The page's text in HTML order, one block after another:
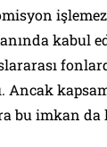
kabul
bu imkan da